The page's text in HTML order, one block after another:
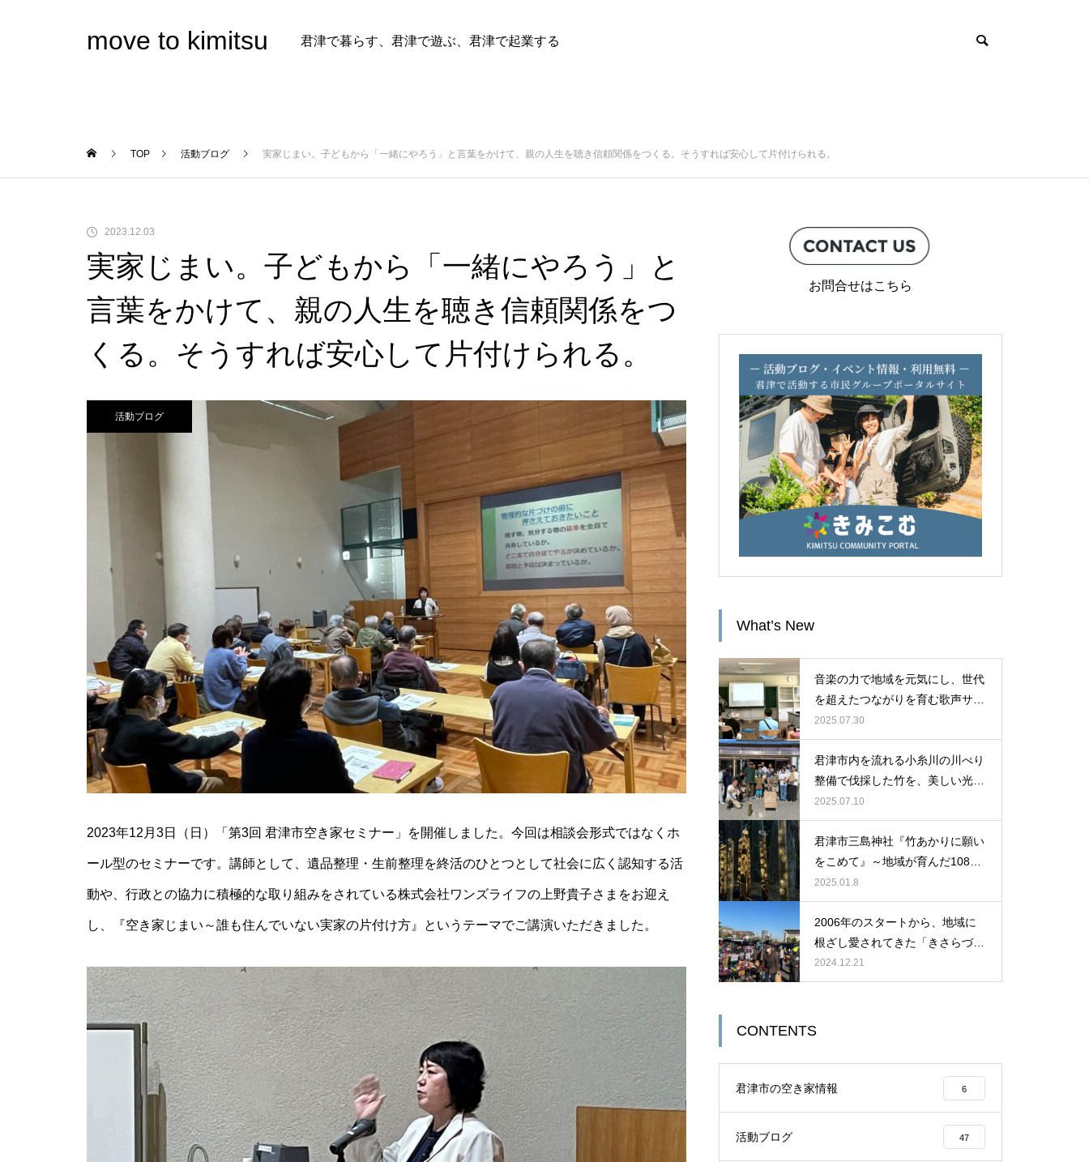
move to kimitsu 君津で暮らす、君津で遊ぶ、君津で起業する
TOP 活動ブログ 実家じまい。子どもから「一緒にやろう」と言葉をかけて、親の人生を聴き信頼関係をつくる。そうすれば安心して片付けられる。
2023.12.03
実家じまい。子どもから「一緒にやろう」と
言葉をかけて、親の人生を聴き信頼関係をつ
くる。そうすれば安心して片付けられる。
活動ブログ
2023年12月3日（日）「第3回 君津市空き家セミナー」を開催しました。今回は相談会形式ではなくホ
ール型のセミナーです。講師として、遺品整理・生前整理を終活のひとつとして社会に広く認知する活
動や、行政との協力に積極的な取り組みをされている株式会社ワンズライフの上野貴子さまをお迎え
し、『空き家じまい～誰も住んでいない実家の片付け方』というテーマでご講演いただきました。
お問合せはこちら
What’s New
音楽の力で地域を元気にし、世代
を超えたつながりを育む歌声サロ
ンに、ぜひ皆様のお力をお貸しく
ださい。
2025.07.30
君津市内を流れる小糸川の川べり
整備で伐採した竹を、美しい光へ
と生まれ変わらせよう！
2025.07.10
君津市三島神社『竹あかりに願い
をこめて』～地域が育んだ108本
の光が紡ぐ物語
2025.01.8
2006年のスタートから、地域に
根ざし愛されてきた「きさらづ朝
市」が、ついに400回という大き
な節目を迎えました。
2024.12.21
CONTENTS
君津市の空き家情報 6
活動ブログ 47